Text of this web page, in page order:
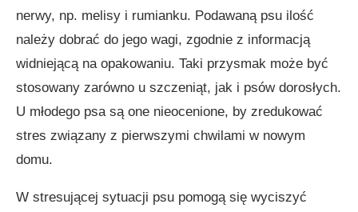
nerwy, np. melisy i rumianku. Podawaną psu ilość
należy dobrać do jego wagi, zgodnie z informacją
widniejącą na opakowaniu. Taki przysmak może być
stosowany zarówno u szczeniąt, jak i psów dorosłych.
U młodego psa są one nieocenione, by zredukować
stres związany z pierwszymi chwilami w nowym
domu.
W stresującej sytuacji psu pomogą się wyciszyć